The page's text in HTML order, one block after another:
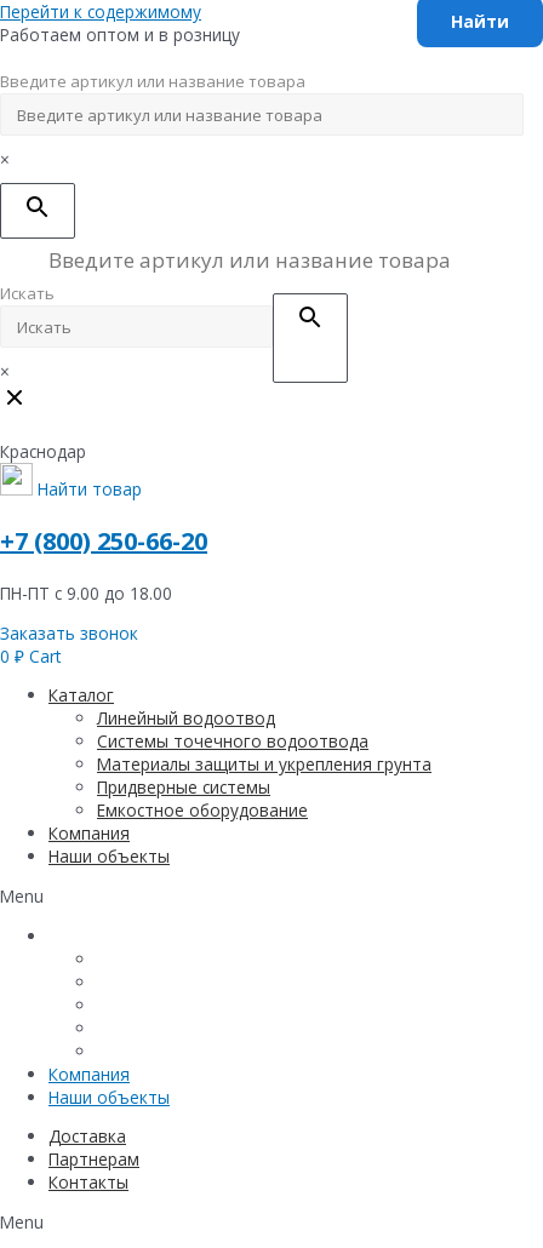
Перейти к содержимому
Работаем оптом и в розницу
Введите артикул или название товара
×
Искать
×
Краснодар
Найти товар
+7 (800) 250-66-20
ПН-ПТ с 9.00 до 18.00
Заказать звонок
0 ₽ Cart
Каталог
Линейный водоотвод
Системы точечного водоотвода
Материалы защиты и укрепления грунта
Придверные системы
Емкостное оборудование
Компания
Наши объекты
Menu
Компания
Наши объекты
Доставка
Партнерам
Контакты
Menu